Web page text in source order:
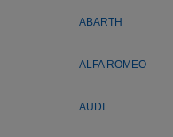
ABARTH
ALFA ROMEO
AUDI